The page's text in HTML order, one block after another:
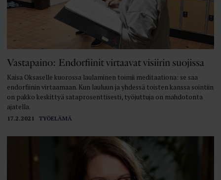
17.2.2021 TYÖELÄMÄ
Vastapaino: Endorfiinit virtaavat visiirin suojissa
Kaisa Oksaselle kuorossa laulaminen toimii meditaationa: se saa
endorfiinin virtaamaan. Kun lauluun ja yhdessä toisten kanssa sointiin
on pakko keskittyä sataprosenttisesti, työjuttuja on mahdotonta
ajatella.